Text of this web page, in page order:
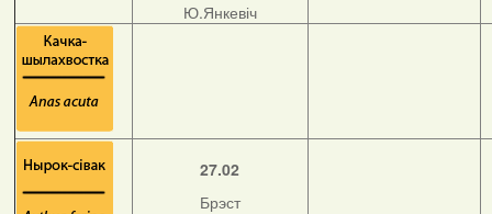
Ю.Янкевіч
27.02
Брэст